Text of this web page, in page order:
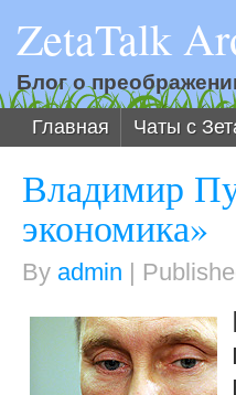
ZetaTalk
Блог о
Главная Чаты с
Владимир
экономика»
By admin |